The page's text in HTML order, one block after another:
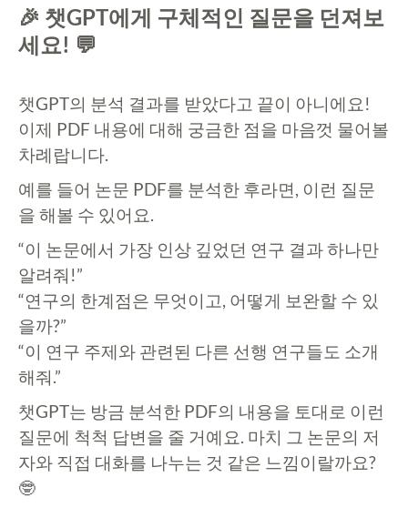
🎉 챗GPT에게 구체적인 질문을 던져보
세요! 💬
챗GPT의 분석 결과를 받았다고 끝이 아니에요!
이제 PDF 내용에 대해 궁금한 점을 마음껏 물어볼
차례랍니다.
예를 들어 논문 PDF를 분석한 후라면, 이런 질문
을 해볼 수 있어요.
“이 논문에서 가장 인상 깊었던 연구 결과 하나만
알려줘!”
“연구의 한계점은 무엇이고, 어떻게 보완할 수 있
을까?”
“이 연구 주제와 관련된 다른 선행 연구들도 소개
해줘.”
챗GPT는 방금 분석한 PDF의 내용을 토대로 이런
질문에 척척 답변을 줄 거예요. 마치 그 논문의 저
자와 직접 대화를 나누는 것 같은 느낌이랄까요?
🤓